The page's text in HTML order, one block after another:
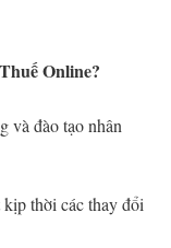
Online?
và đào tạo nhân
kịp thời các thay đổi